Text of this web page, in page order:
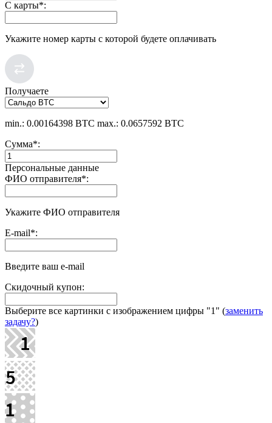
С карты*:
Укажите номер карты с которой будете оплачивать
Получаете
min.: 0.00164398 BTC max.: 0.0657592 BTC
Сумма*:
Персональные данные
ФИО отправителя*:
Укажите ФИО отправителя
E-mail*:
Введите ваш e-mail
Скидочный купон:
Выберите все картинки с изображением цифры "1" (заменить
задачу?)